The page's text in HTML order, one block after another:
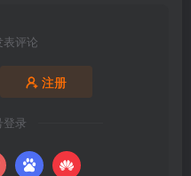
评论
注册
登录